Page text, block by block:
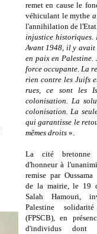
remet en cause le
véhiculant le mythe
l'annihilation de
injustice historiques.
Avant 1948, il y avait
en paix en Palestine.
force occupante. La
rien contre les Juifs
rues, ce sont les
colonisation. La
colonisation. La
qui garantisse le
mêmes droits ».
La cité
d'honneur à
remise par Oussama
de la mairie, le 19
Salah Hamouri,
Palestine solidarité
(FPSCB), en
d'individus dont